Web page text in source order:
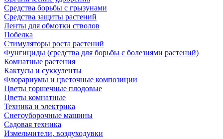
Средства борьбы с грызунами
Средства защиты растений
Ленты для обмотки стволов
Побелка
Стимуляторы роста растений
Фунгициды (средства для борьбы с болезнями растений)
Комнатные растения
Кактусы и суккуленты
Флорариумы и цветочные композиции
Цветы горшечные плодовые
Цветы комнатные
Техника и электрика
Снегоуборочные машины
Садовая техника
Измельчители, воздуходувки